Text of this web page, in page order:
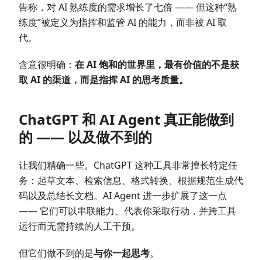
告称，对 AI 熟练度的需求增长了七倍 —— 但这种“熟
练度”被定义为指挥和监管 AI 的能力，而非被 AI 取
代。
含意很明确： 在 AI 饱和的世界里，最有价值的不是获
取 AI 的渠道，而是指挥 AI 的思考质量。
ChatGPT 和 AI Agent 真正能做到
的 —— 以及做不到的
让我们精确一些。ChatGPT 这种工具非常擅长特定任
务：起草文本、检索信息、格式转换、根据规范生成代
码以及总结长文档。AI Agent 进一步扩展了这一点
—— 它们可以串联能力、代表你采取行动，并跨工具
运行而无需持续的人工干预。
但它们做不到的是与你一起思考。